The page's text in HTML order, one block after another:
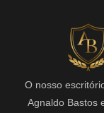
O nosso
Agnaldo Bastos